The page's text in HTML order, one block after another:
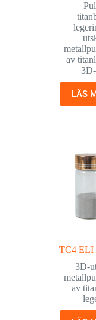
av
LÄS
TC4 ELI
3D-
av